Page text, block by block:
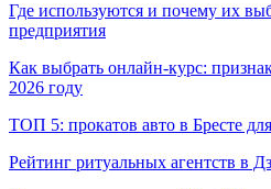
Где используются и почему их
предприятия
Как выбрать онлайн-курс:
2026 году
ТОП 5: прокатов авто в Бресте
Рейтинг ритуальных агентств в